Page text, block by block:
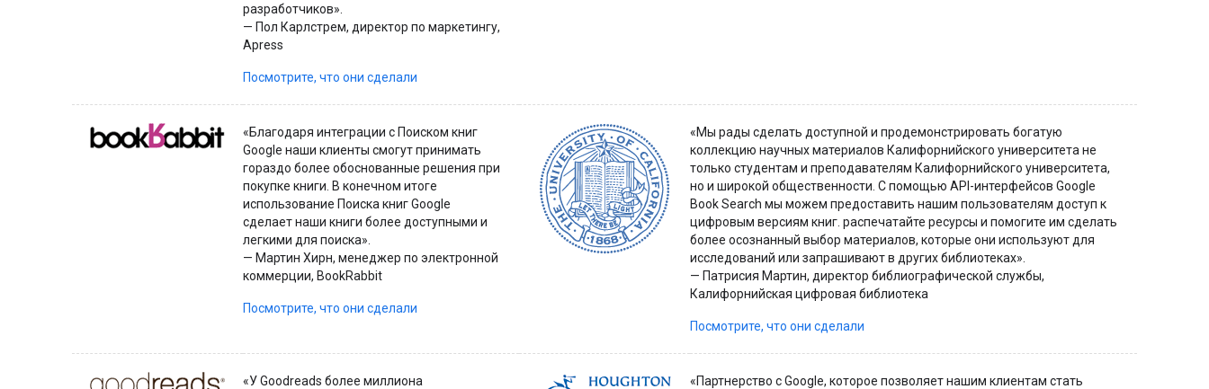
разработчиков».
— Пол Карлстрем, директор по маркетингу,
Apress
Посмотрите, что они сделали
«Благодаря интеграции с Поиском книг
Google наши клиенты смогут принимать
гораздо более обоснованные решения при
покупке книги. В конечном итоге
использование Поиска книг Google
сделает наши книги более доступными и
легкими для поиска».
— Мартин Хирн, менеджер по электронной
коммерции, BookRabbit
Посмотрите, что они сделали
«Мы рады сделать доступной и продемонстрировать богатую
коллекцию научных материалов Калифорнийского университета не
только студентам и преподавателям Калифорнийского университета,
но и широкой общественности. С помощью API-интерфейсов Google
Book Search мы можем предоставить нашим пользователям доступ к
цифровым версиям книг. распечатайте ресурсы и помогите им сделать
более осознанный выбор материалов, которые они используют для
исследований или запрашивают в других библиотеках».
— Патрисия Мартин, директор библиографической службы,
Калифорнийская цифровая библиотека
Посмотрите, что они сделали
«У Goodreads более миллиона
«Партнерство с Google, которое позволяет нашим клиентам стать